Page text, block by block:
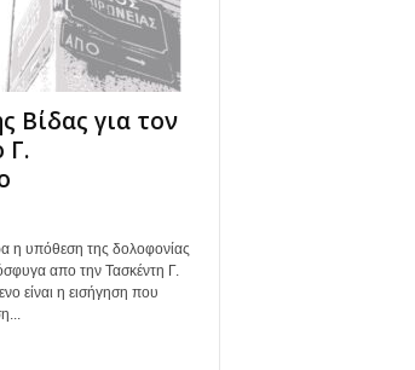
Βίδας για τον
Γ.
η υπόθεση της δολοφονίας
απο την Τασκέντη Γ.
είναι η εισήγηση που